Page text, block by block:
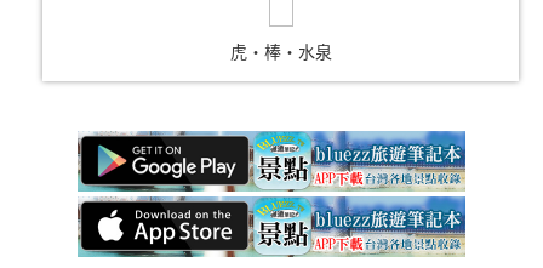
虎‧棒‧水泉